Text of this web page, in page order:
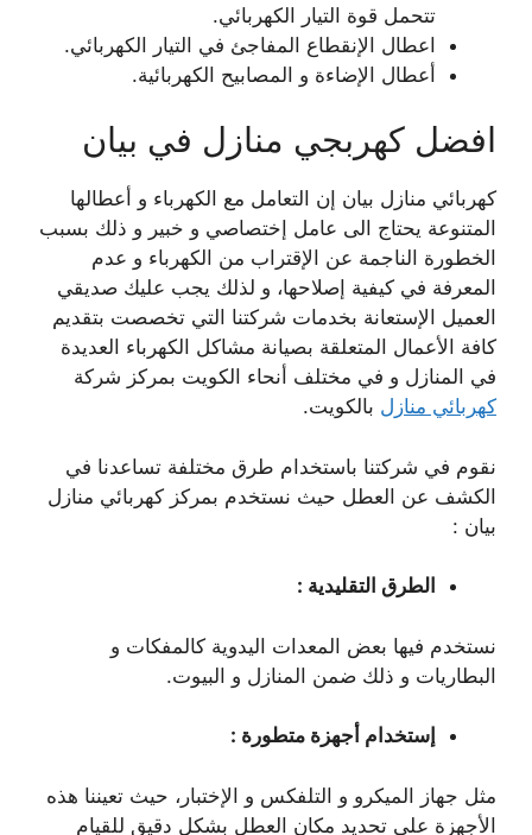
تتحمل قوة التيار الكهربائي.
اعطال الإنقطاع المفاجئ في التيار الكهربائي.
أعطال الإضاءة و المصابيح الكهربائية.
افضل كهربجي منازل في بيان
كهربائي منازل بيان إن التعامل مع الكهرباء و أعطالها
المتنوعة يحتاج الى عامل إختصاصي و خبير و ذلك بسبب
الخطورة الناجمة عن الإقتراب من الكهرباء و عدم
المعرفة في كيفية إصلاحها، و لذلك يجب عليك صديقي
العميل الإستعانة بخدمات شركتنا التي تخصصت بتقديم
كافة الأعمال المتعلقة بصيانة مشاكل الكهرباء العديدة
في المنازل و في مختلف أنحاء الكويت بمركز شركة
كهربائي منازل بالكويت.
نقوم في شركتنا باستخدام طرق مختلفة تساعدنا في
الكشف عن العطل حيث نستخدم بمركز كهربائي منازل
بيان :
الطرق التقليدية :
نستخدم فيها بعض المعدات اليدوية كالمفكات و
البطاريات و ذلك ضمن المنازل و البيوت.
إستخدام أجهزة متطورة :
مثل جهاز الميكرو و التلفكس و الإختبار، حيث تعيننا هذه
الأجهزة على تحديد مكان العطل بشكل دقيق للقيام